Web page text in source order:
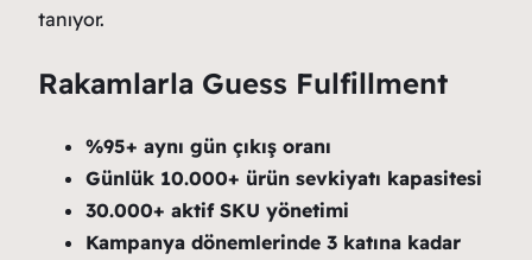
tanıyor.
Rakamlarla Guess Fulfillment
%95+ aynı gün çıkış oranı
Günlük 10.000+ ürün sevkiyatı kapasitesi
30.000+ aktif SKU yönetimi
Kampanya dönemlerinde 3 katına kadar